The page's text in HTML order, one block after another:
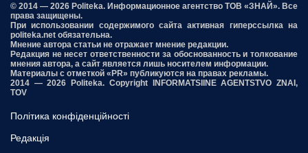
© 2014 — 2026 Politeka. Информационное агентство ТОВ «ЗНАЙ». Все
права защищены.
При использовании содержимого сайта активная гиперссылка на
politeka.net обязательна.
Мнение автора статьи не отражает мнение редакции.
Редакция не несет ответственности за обоснованность и толкование
мнения автора, а сайт является лишь носителем информации.
Материалы с отметкой «PR» публикуются на правах рекламы.
2014 — 2026 Politeka. Copyright INFORMATSIINE AGENTSTVO ZNAI,
TOV
Політика конфіденційності
Редакція